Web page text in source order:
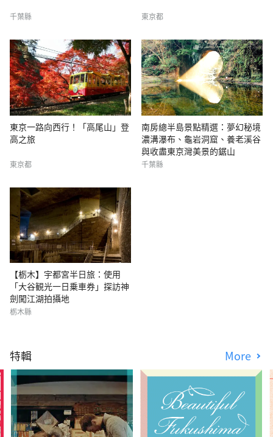
千葉縣 東京都
東京一路向西行！「高尾山」登
高之旅
東京都
南房總半島景點精選：夢幻秘境
濃溝瀑布、龜岩洞窟、養老溪谷
與收盡東京灣美景的鋸山
千葉縣
【栃木】宇都宮半日旅：使用
「大谷観光一日乗車券」探訪神
劍闖江湖拍攝地
栃木縣
特輯 More